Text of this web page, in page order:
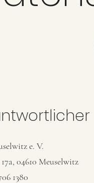
e. V.
04610 Meuselwitz
1380